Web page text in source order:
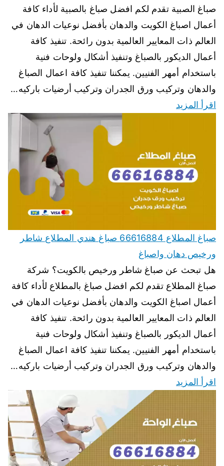
صباغ الصبية تقدم لكم افضل صباغ بالصبية لأداء كافة
أعمال اصباغ الكويت والدهان بأفضل نوعيات الدهان في
العالم ذات المعايير العالمية بدون رائحة. تنفيذ كافة
أعمال الديكور بالصباغ وتنفيذ أشكال ولوحات فنية
باستخدام أمهر الفنيين. يمكننا تنفيذ كافة اعمال الصباغ
والدهان وتركيب ورق الجدران وتركيب أرضيات باركيه…
اقرأ المزيد
صباغ المطلاع 66616884 صباغ هندي المطلاع شاطر
ورخيص دهان واصباغ
هل تبحث عن صباغ شاطر ورخيص بالكويت؟ شركة
صباغ المطلاع تقدم لكم افضل صباغ بالمطلاع لأداء كافة
أعمال اصباغ الكويت والدهان بأفضل نوعيات الدهان في
العالم ذات المعايير العالمية بدون رائحة. تنفيذ كافة
أعمال الديكور بالصباغ وتنفيذ أشكال ولوحات فنية
باستخدام أمهر الفنيين. يمكننا تنفيذ كافة اعمال الصباغ
والدهان وتركيب ورق الجدران وتركيب أرضيات باركيه…
اقرأ المزيد